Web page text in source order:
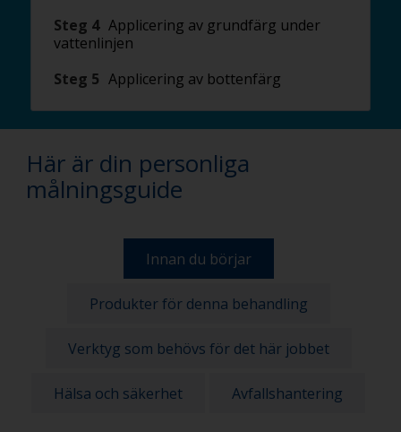
Steg 4 Applicering av grundfärg under
vattenlinjen
Steg 5 Applicering av bottenfärg
Här är din personliga
målningsguide
Innan du börjar
Produkter för denna behandling
Verktyg som behövs för det här jobbet
Hälsa och säkerhet Avfallshantering